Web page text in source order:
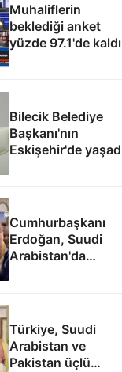
Muhaliflerin
beklediği anket
yüzde 97.1'de kaldı
Bilecik Belediye
Başkanı'nın
Eskişehir'de
Cumhurbaşkanı
Erdoğan, Suudi
Arabistan'da
Türkiye, Suudi
Arabistan ve
Pakistan üçlü